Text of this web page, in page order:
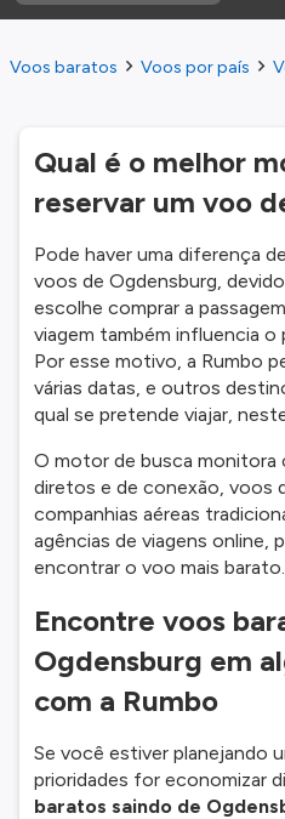
Voos baratos Voos por país
Qual é o melhor
reservar um voo
Pode haver uma diferença
voos de Ogdensburg,
escolhe comprar a
viagem também influencia o
Por esse motivo, a Rumbo
várias datas, e outros
qual se pretende viajar,
O motor de busca monitora
diretos e de conexão, voos
companhias aéreas
agências de viagens online,
encontrar o voo mais barato.
Encontre voos
Ogdensburg em
com a Rumbo
Se você estiver planejando
prioridades for economizar
baratos saindo de